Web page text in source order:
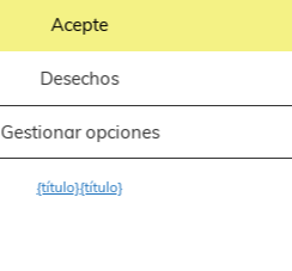
Acepte
Desechos
Gestionar opciones
{título}{título}